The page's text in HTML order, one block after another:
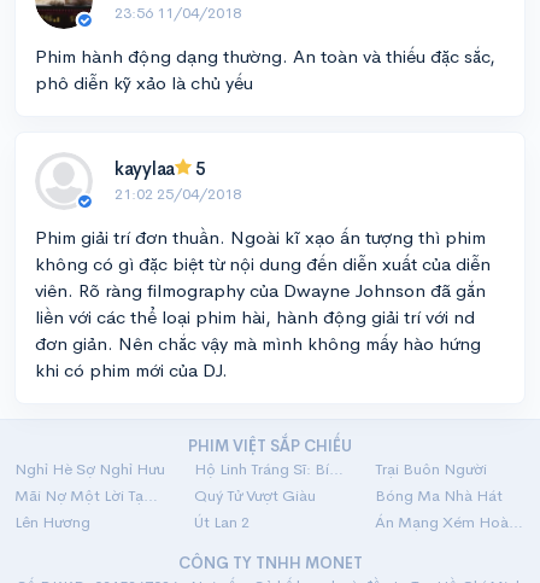
23:56 11/04/2018
Phim hành động dạng thường. An toàn và thiếu đặc sắc,
phô diễn kỹ xảo là chủ yếu
kayylaa 5
21:02 25/04/2018
Phim giải trí đơn thuần. Ngoài kĩ xạo ấn tượng thì phim
không có gì đặc biệt từ nội dung đến diễn xuất của diễn
viên. Rõ ràng filmography của Dwayne Johnson đã gắn
liền với các thể loại phim hài, hành động giải trí với nd
đơn giản. Nên chắc vậy mà mình không mấy hào hứng
khi có phim mới của DJ.
PHIM VIỆT SẮP CHIẾU
Nghỉ Hè Sợ Nghỉ Hưu
Hộ Linh Tráng Sĩ: Bí Ẩn Mộ Vua Đinh
Trại Buôn Người
Mãi Nợ Một Lời Tạm Biệt
Quý Tử Vượt Giàu
Bóng Ma Nhà Hát
Lên Hương
Út Lan 2
Án Mạng Xém Hoàn Hảo
CÔNG TY TNHH MONET